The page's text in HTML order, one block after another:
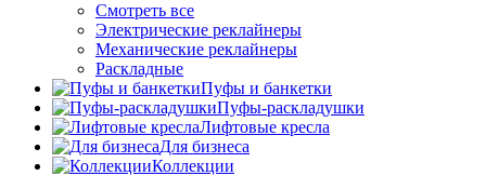
Смотреть все
Электрические реклайнеры
Механические реклайнеры
Раскладные
Пуфы и банкетки
Пуфы-раскладушки
Лифтовые кресла
Для бизнеса
Коллекции